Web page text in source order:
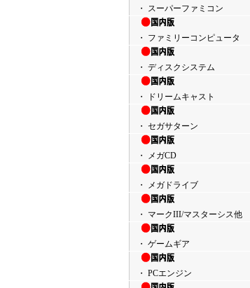
・ スーパーファミコン
・ ファミリーコンピュータ
・ ディスクシステム
・ ドリームキャスト
・ セガサターン
・ メガCD
・ メガドライブ
・ マークIII/マスターシス他
・ ゲームギア
・ PCエンジン